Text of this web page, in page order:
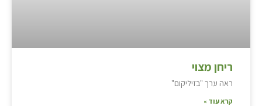
ריחן מצוי
ראה ערך "בזיליקום"
קרא עוד »